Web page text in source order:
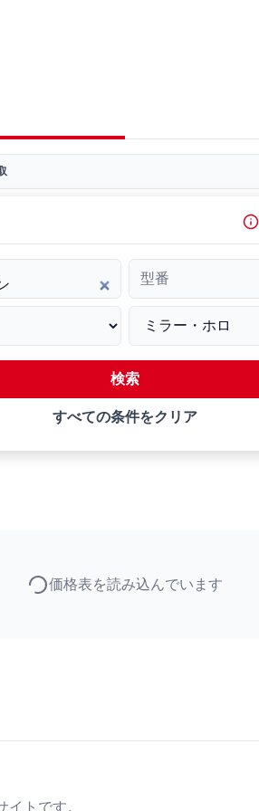
型番
検索
すべての条件をクリア
価格表を読み込んでいます
トです。